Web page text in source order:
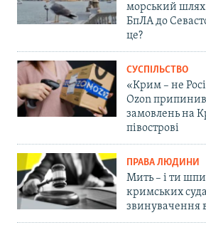
морський
БпЛА до
це?
СУСПІЛЬСТВО
«Крим – не
Ozon
замовлень на
півострові
ПРАВА ЛЮДИНИ
Мить – і ти
кримських
звинувачення